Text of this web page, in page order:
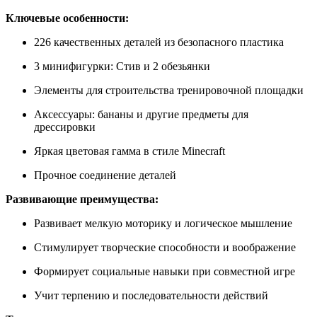
Ключевые особенности:
226 качественных деталей из безопасного пластика
3 минифигурки: Стив и 2 обезьянки
Элементы для строительства тренировочной площадки
Аксессуары: бананы и другие предметы для
дрессировки
Яркая цветовая гамма в стиле Minecraft
Прочное соединение деталей
Развивающие преимущества:
Развивает мелкую моторику и логическое мышление
Стимулирует творческие способности и воображение
Формирует социальные навыки при совместной игре
Учит терпению и последовательности действий